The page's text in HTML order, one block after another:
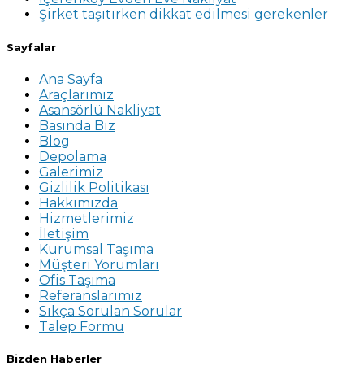
Şirket taşıtırken dikkat edilmesi gerekenler
Sayfalar
Ana Sayfa
Araçlarımız
Asansörlü Nakliyat
Basında Biz
Blog
Depolama
Galerimiz
Gizlilik Politikası
Hakkımızda
Hizmetlerimiz
İletişim
Kurumsal Taşıma
Müşteri Yorumları
Ofis Taşıma
Referanslarımız
Sıkça Sorulan Sorular
Talep Formu
Bizden Haberler